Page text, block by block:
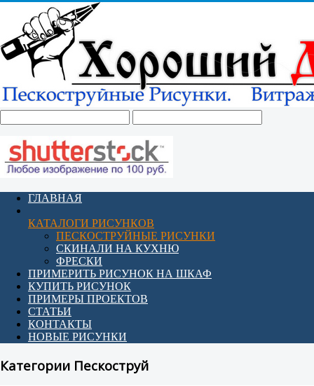
ГЛАВНАЯ
КАТАЛОГИ РИСУНКОВ
ПЕСКОСТРУЙНЫЕ РИСУНКИ
СКИНАЛИ НА КУХНЮ
ФРЕСКИ
ПРИМЕРИТЬ РИСУНОК НА ШКАФ
КУПИТЬ РИСУНОК
ПРИМЕРЫ ПРОЕКТОВ
СТАТЬИ
КОНТАКТЫ
НОВЫЕ РИСУНКИ
Категории Пескоструй